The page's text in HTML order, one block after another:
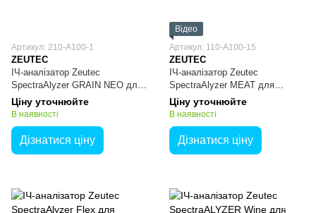
Артикул: 210-A100-1
ZEUTEC
ІЧ-аналізатор Zeutec
SpectraAlyzer GRAIN NEO для
аналізу зерна
Ціну уточнюйте
В наявності
Дізнатися ціну
Відео
Артикул: 110-A100-15
ZEUTEC
ІЧ-аналізатор Zeutec
SpectraAlyzer MEAT для
аналізу м'ясної продукції
Ціну уточнюйте
В наявності
Дізнатися ціну